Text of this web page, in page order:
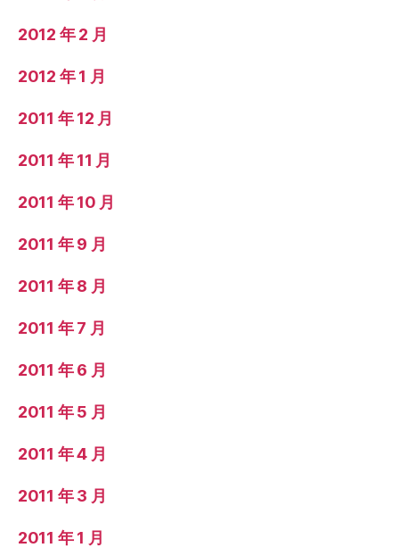
2012 年 2 月
2012 年 1 月
2011 年 12 月
2011 年 11 月
2011 年 10 月
2011 年 9 月
2011 年 8 月
2011 年 7 月
2011 年 6 月
2011 年 5 月
2011 年 4 月
2011 年 3 月
2011 年 1 月